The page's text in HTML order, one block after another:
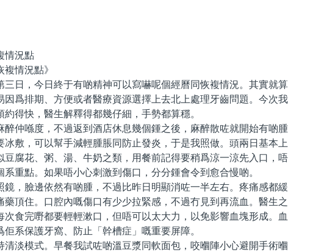
情況點
情況點》
日，今日終于有啲精神可以寫嚇呢個經曆同恢複情況。其實就算
因爲排期、方便或者醫療資源選擇上去北上處理牙齒問題。今次我
得快，醫生解釋得都幾仔細，手勢都算穩。
仲喺度，不過返到酒店休息幾個鍾之後，麻醉散咗就開始有啲腫
冰敷，可以幫手減輕腫脹同防止發炎，于是我照做。頭兩日基本上
豆腐花、粥、湯、牛奶之類，用餐前記得要稍爲涼一涼先入口，唔
重點。如果唔小心刺激到傷口，分分鍾會令到愈合慢啲。
臉邊依然有啲腫，不過比昨日明顯消咗一半左右。疼痛感都緩
藥頂住。口腔內嘅傷口有少少拉緊感，不過冇見到再流血。醫生之
食完嘢都要輕輕漱口，但唔可以太大力，以免影響血塊形成。血
系保護牙窩、防止「幹槽症」嘅重要屏障。
模式。早餐我試咗啲溫豆漿同軟面包，咬嗰陣小心避開手術嗰